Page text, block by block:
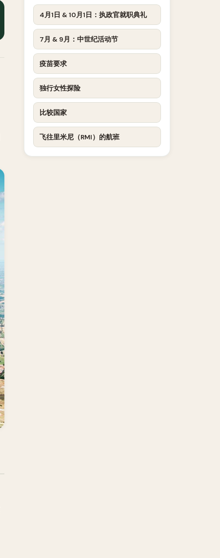
4月1日 & 10月1日：执政官就职典礼
7月 & 9月：中世纪活动节
疫苗要求
独行女性探险
比较国家
飞往里米尼（RMI）的航班